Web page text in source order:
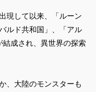
現して以来、「ルーン
ルド共和国」、「アル
成され、異世界の探索
、大陸のモンスターも